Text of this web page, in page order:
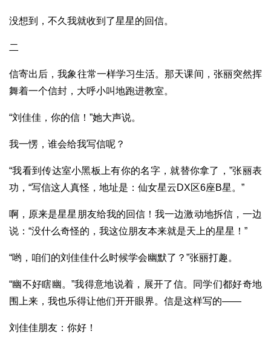
没想到，不久我就收到了星星的回信。
二
信寄出后，我象往常一样学习生活。那天课间，张丽突然挥
舞着一个信封，大呼小叫地跑进教室。
“刘佳佳，你的信！”她大声说。
我一愣，谁会给我写信呢？
“我看到传达室小黑板上有你的名字，就替你拿了，”张丽表
功，“写信这人真怪，地址是：仙女星云DX区6座B星。”
啊，原来是星星朋友给我的回信！我一边激动地拆信，一边
说：“没什么奇怪的，我这位朋友本来就是天上的星星！”
“哟，咱们的刘佳佳什么时候学会幽默了？”张丽打趣。
“幽不好瞎幽。”我得意地说着，展开了信。同学们都好奇地
围上来，我也乐得让他们开开眼界。信是这样写的——
刘佳佳朋友：你好！